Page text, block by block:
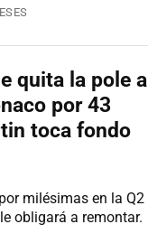
quita la pole a
por 43
toca fondo
milésimas en la Q2
obligará a remontar.